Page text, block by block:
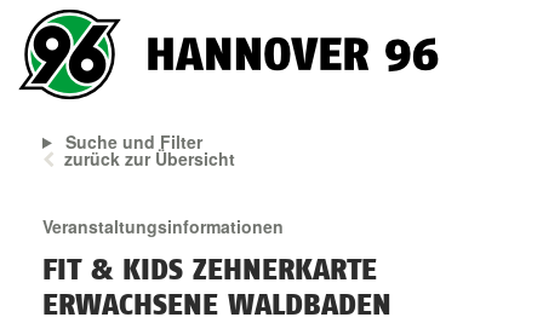
Suche und Filter
zurück zur Übersicht
Veranstaltungsinformationen
FIT & KIDS ZEHNERKARTE
ERWACHSENE WALDBADEN